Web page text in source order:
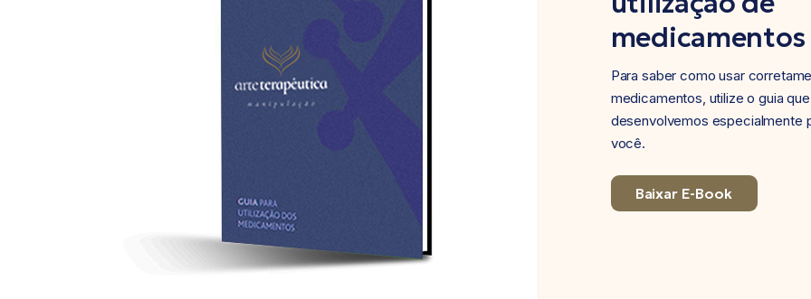
medicamentos
Para saber como usar
medicamentos, utilize o guia que
desenvolvemos especialmente
você.
Baixar E-Book